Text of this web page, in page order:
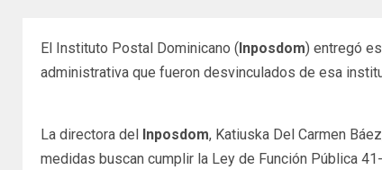
El Instituto Postal Dominicano (Inposdom) entregó
administrativa que fueron desvinculados de esa
La directora del Inposdom, Katiuska Del Carmen
medidas buscan cumplir la Ley de Función Pública